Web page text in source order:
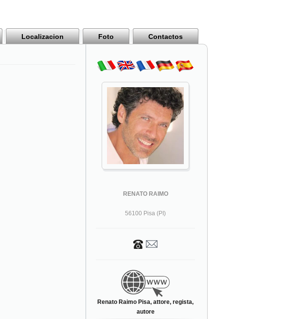
Localizacion Foto Contactos
RENATO RAIMO
56100 Pisa (PI)
Renato Raimo Pisa, attore, regista,
autore